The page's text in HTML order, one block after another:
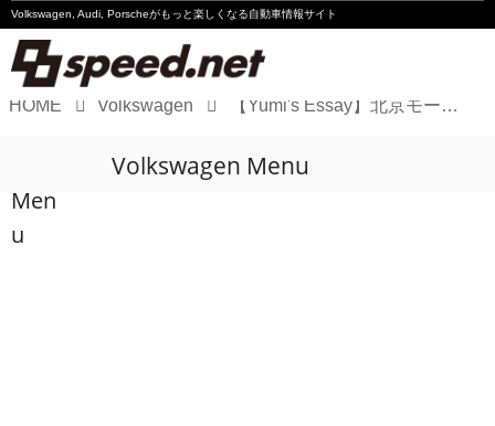
Volkswagen, Audi, Porscheがもっと楽しくなる自動車情報サイト
Audi
HOME Volkswagen 【Yumi's Essay】北京モーターショーレポート part2
Men
u
Volkswagen Menu